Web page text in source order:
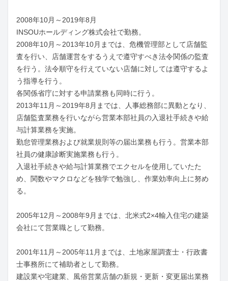
2008年10月～2019年8月
INSOUホールディング株式会社で勤務。
2008年10月～2013年10月までは、危機管理部として店舗監
査を行い、店舗運営をするうえで遵守すべき法令関係の監査
を行う。法令順守を行えていない店舗に対しては遵守するよ
う指導を行う。
各関係省庁に対する申請業務も同時に行う。
2013年11月～2019年8月までは、人事総務部に異動となり、
店舗監査業務を行いながら営業本部社員の入退社手続きや給
与計算業務を実施。
勤怠管理業務および就業規則等の届出業務も行う。営業本部
社員の健康診断実施業務も行う。
入退社手続きや給与計算業務でエクセルを使用していたた
め、関数やマクロなどを独学で勉強し、作業効率向上に努め
る。
2005年12月～2008年9月までは、北米式2×4輸入住宅の建築
会社にて営業職として勤務。
2001年11月～2005年11月までは、土地家屋調査士・行政書
士事務所にて補助者として勤務。
建設業や宅建業、風俗営業店舗の新規・更新・変更届出業務